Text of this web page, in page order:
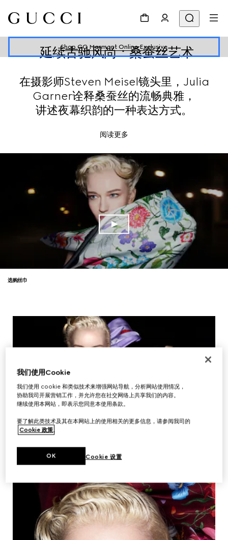
Shop GG Marmont Online Exclusive
延续古驰风尚：桑蚕丝艺术
在摄影师Steven Meisel镜头里，Julia
Garner诠释桑蚕丝的流畅典雅，
讲述夜幕织韵的一种表达方式。
阅读更多
选购丝巾
我们使用Cookie
我们使用 cookie 和类似技术来增强网站导航，分析网站使用情况，
协助我司开展营销工作，并允许您在社交网络上共享我们的内容。
继续使用本网站，即表示您同意本使用条款。
要了解此类技术及其在本网站上的使用相关的更多信息，请参阅我司的
Cookie 政策。
Cookie 设置
OK